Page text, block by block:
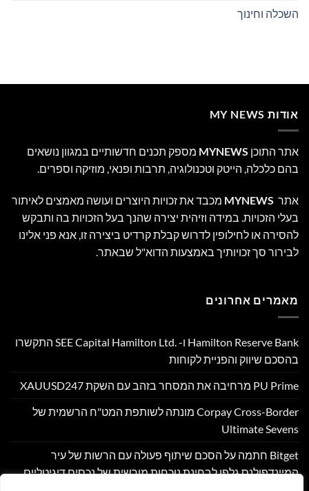
השכלה וחינוך
אודות MY NEWS
אתר התוכן MYNEWS מספק תכנים חדשותיים במגוון נושאים
בהם כלכלה, הייטק וטכנולוגיה, תרבות ופנאי, מוזיקה וספרים.
אתר MYNEWS מכבד את זכויות היוצרים ועושה מאמצים לאיתור
בעלי הזכויות. במידה וזיהית יצירה שהנך בעל הזכויות בה ותבקש
להסירה או לחילופין לדרוש קבלת קרדיט ביצירה זו, אנא פני אלינו
לבירור סך זכויותיך באמצעות הדוא"ל שבאתר.
מאמרים אחרונים
Hamilton Reserve Bank ו- SEE Capital Hamilton Ltd.‎ התקשרו
בהסכם שיווק והפניית לקוחות
PU Prime מרחיבה את המסחר בזהב עם השקת XAUUSD247
Corpay Cross-Border מונתה לשותפת המט"ח הרשמית של
Ultimate Sevens
Bitget חתמה על הסכם שיתוף פעולה עם הרשות של עיר
המיינדפולנס גלפו לבחינת נוכחות מורשית של נכסים דיגיטליים